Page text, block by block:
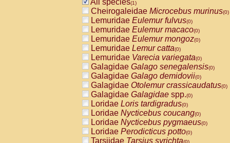
CebidaeSaimiri boliviensis(0)
CebidaeSaimiri sciureus(0)
AtelidaeAlouatta caraya(0)
AtelidaeAlouatta fusca(0)
AtelidaeAlouatta seniculus
AtelidaeAlouattaspp.(0)
AtelidaeAteles belzebuth(0)
AtelidaeAteles geoffroyi(0)
AtelidaeAteles paniscus(0)
AtelidaeAtelesspp.(0)
Atelidae Lagothrix lagothricha
AtelidaeLagothrix lagothricha cana
PitheciidaeCacajao calvus
PitheciidaeCallicebus cupreus
PitheciidaeCallicebus donacophilus
All species(1)
Cheirogaleidae Microcebus murinus(0)
Lemuridae Eulemur fulvus(0)
Lemuridae Eulemur macaco(0)
Lemuridae Eulemur mongoz(0)
Lemuridae Lemur catta(0)
Lemuridae Varecia variegata(0)
Galagidae Galago senegalensis(0)
Galagidae Galago demidovii(0)
Galagidae Otolemur crassicaudatus(0)
Galagidae Galagidae spp.(0)
Loridae Loris tardigradus(0)
Loridae Nycticebus coucang(0)
Loridae Nycticebus pygmaeus(0)
Loridae Perodicticus potto(0)
Tarsiidae Tarsius syrichta(0)